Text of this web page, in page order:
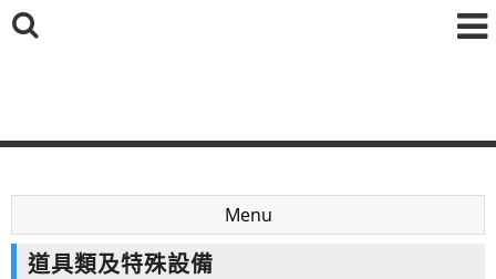
Menu
道具類及特殊設備